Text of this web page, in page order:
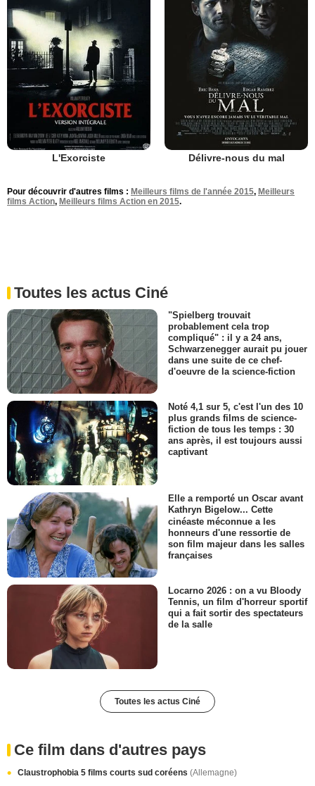
L'Exorciste Délivre-nous du mal
Pour découvrir d'autres films : Meilleurs films de l'année 2015, Meilleurs
films Action, Meilleurs films Action en 2015.
Toutes les actus Ciné
"Spielberg trouvait
probablement cela trop
compliqué" : il y a 24 ans,
Schwarzenegger aurait pu jouer
dans une suite de ce chef-
d'oeuvre de la science-fiction
Noté 4,1 sur 5, c'est l'un des 10
plus grands films de science-
fiction de tous les temps : 30
ans après, il est toujours aussi
captivant
Elle a remporté un Oscar avant
Kathryn Bigelow... Cette
cinéaste méconnue a les
honneurs d'une ressortie de
son film majeur dans les salles
françaises
Locarno 2026 : on a vu Bloody
Tennis, un film d'horreur sportif
qui a fait sortir des spectateurs
de la salle
Toutes les actus Ciné
Ce film dans d'autres pays
Claustrophobia 5 films courts sud coréens (Allemagne)